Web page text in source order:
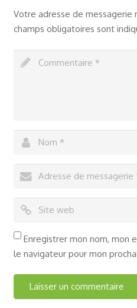
Votre adresse de messagerie
champs obligatoires sont
Enregistrer mon nom, mon
le navigateur pour mon